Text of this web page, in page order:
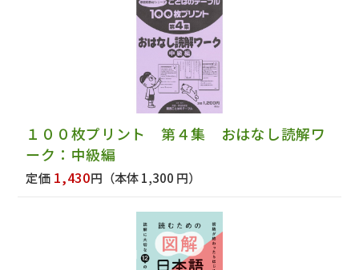
１００枚プリント 第４集 おはなし読解ワ
ーク：中級編
定価 1,430円 （本体 1,300 円）